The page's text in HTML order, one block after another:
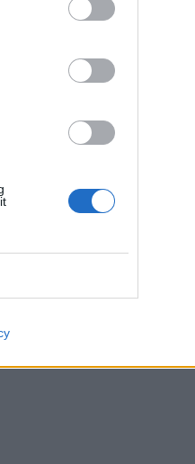
Guadiana destinado
aspectos naturales y
tramo entre viñedos y
Tierra de Barros se
Ruta Cicloturista